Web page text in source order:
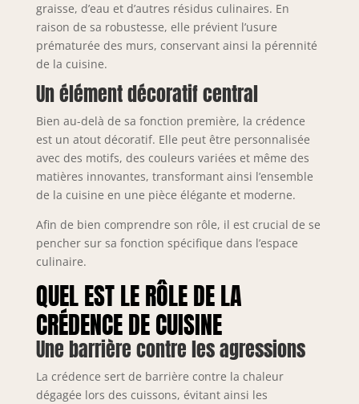
graisse, d’eau et d’autres résidus culinaires. En
raison de sa robustesse, elle prévient l’usure
prématurée des murs, conservant ainsi la pérennité
de la cuisine.
Un élément décoratif central
Bien au-delà de sa fonction première, la crédence
est un atout décoratif. Elle peut être personnalisée
avec des motifs, des couleurs variées et même des
matières innovantes, transformant ainsi l’ensemble
de la cuisine en une pièce élégante et moderne.
Afin de bien comprendre son rôle, il est crucial de se
pencher sur sa fonction spécifique dans l’espace
culinaire.
QUEL EST LE RÔLE DE LA
CRÉDENCE DE CUISINE
Une barrière contre les agressions
La crédence sert de barrière contre la chaleur
dégagée lors des cuissons, évitant ainsi les